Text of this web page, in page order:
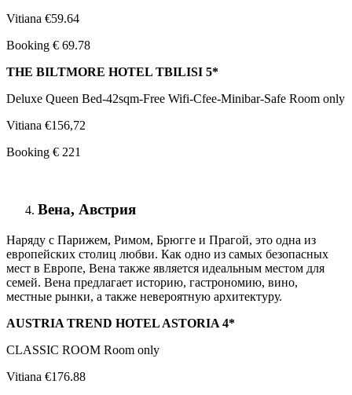
Vitiana €59.64
Booking € 69.78
THE BILTMORE HOTEL TBILISI 5*
Deluxe Queen Bed-42sqm-Free Wifi-Cfee-Minibar-Safe Room only
Vitiana €156,72
Booking € 221
Вена, Австрия
Наряду с Парижем, Римом, Брюгге и Прагой, это одна из
европейских столиц любви. Как одно из самых безопасных
мест в Европе, Вена также является идеальным местом для
семей. Вена предлагает историю, гастрономию, вино,
местные рынки, а также невероятную архитектуру.
AUSTRIA TREND HOTEL ASTORIA 4*
CLASSIC ROOM Room only
Vitiana €176.88